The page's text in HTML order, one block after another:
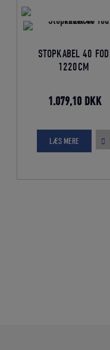
STOPKABEL 40 FOD
1220CM
Den
pris
var:
1.079,10 DKKDen
pris
LÆS MERE